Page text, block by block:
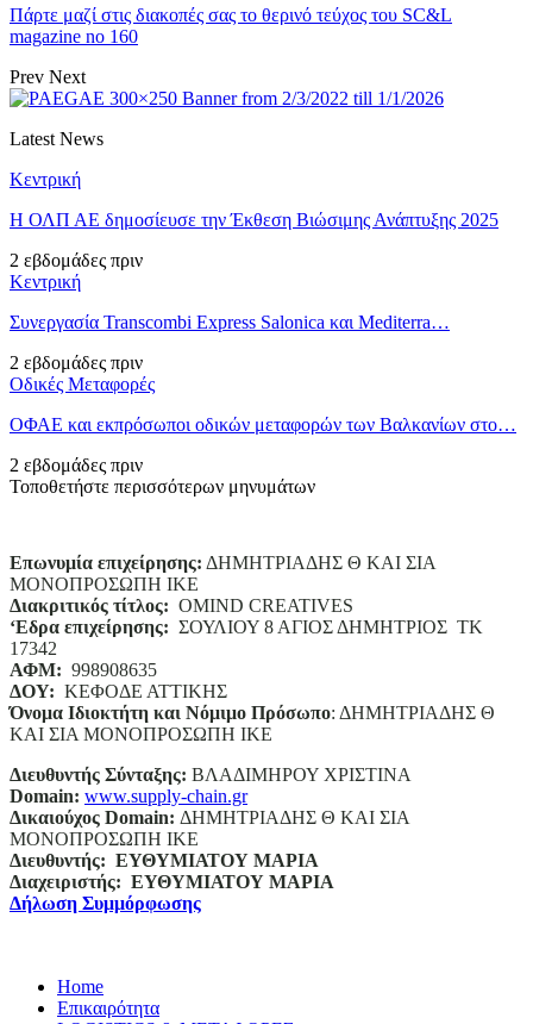
Πάρτε μαζί στις διακοπές σας το θερινό τεύχος του SC&L
magazine no 160
Prev Next
Latest News
Κεντρική
Η ΟΛΠ ΑΕ δημοσίευσε την Έκθεση Βιώσιμης Ανάπτυξης 2025
2 εβδομάδες πριν
Κεντρική
Συνεργασία Transcombi Express Salonica και Mediterra…
2 εβδομάδες πριν
Οδικές Μεταφορές
ΟΦΑΕ και εκπρόσωποι οδικών μεταφορών των Βαλκανίων στο…
2 εβδομάδες πριν
Τοποθετήστε περισσότερων μηνυμάτων
Επωνυμία επιχείρησης: ΔΗΜΗΤΡΙΑΔΗΣ Θ ΚΑΙ ΣΙΑ
ΜΟΝΟΠΡΟΣΩΠΗ ΙΚΕ
Διακριτικός τίτλος: ΟΜΙΝD CREATIVES
‘Eδρα επιχείρησης: ΣΟΥΛΙΟΥ 8 ΑΓΙΟΣ ΔΗΜΗΤΡΙΟΣ ΤΚ
17342
ΑΦΜ: 998908635
ΔΟΥ: ΚΕΦΟΔΕ ΑΤΤΙΚΗΣ
Όνομα Ιδιοκτήτη και Νόμιμο Πρόσωπο: ΔΗΜΗΤΡΙΑΔΗΣ Θ
ΚΑΙ ΣΙΑ ΜΟΝΟΠΡΟΣΩΠΗ ΙΚΕ
Διευθυντής Σύνταξης: ΒΛΑΔΙΜΗΡΟΥ ΧΡΙΣΤΙΝΑ
Domain: www.supply-chain.gr
Δικαιούχος Domain: ΔΗΜΗΤΡΙΑΔΗΣ Θ ΚΑΙ ΣΙΑ
ΜΟΝΟΠΡΟΣΩΠΗ ΙΚΕ
Διευθυντής: ΕΥΘΥΜΙΑΤΟΥ ΜΑΡΙΑ
Διαχειριστής: ΕΥΘΥΜΙΑΤΟΥ ΜΑΡΙΑ
Δήλωση Συμμόρφωσης
Home
Επικαιρότητα